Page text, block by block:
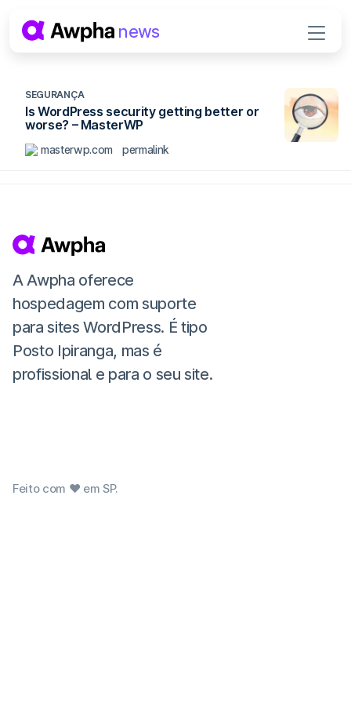
SEGURANÇA
Is WordPress security getting better or
worse? – MasterWP
masterwp.com permalink
Navegação principal
news
A Awpha oferece
hospedagem com suporte
para sites WordPress. É tipo
Posto Ipiranga, mas é
profissional e para o seu site.
Feito com ❤ em SP.